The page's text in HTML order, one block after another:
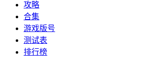
攻略
合集
游戏版号
测试表
排行榜